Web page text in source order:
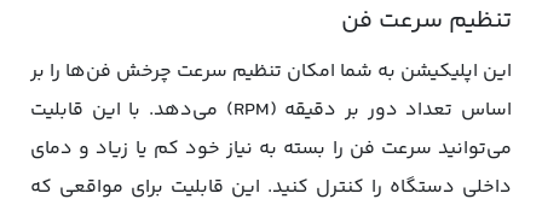
تنظیم سرعت فن
این اپلیکیشن به شما امکان تنظیم سرعت چرخش فن‌ها را بر
اساس تعداد دور بر دقیقه (RPM) می‌دهد. با این قابلیت
می‌توانید سرعت فن را بسته به نیاز خود کم یا زیاد و دمای
داخلی دستگاه را کنترل کنید. این قابلیت برای مواقعی که